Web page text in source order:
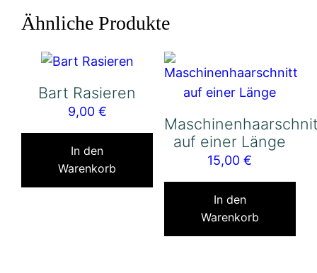
Ähnliche Produkte
Bart Rasieren
9,00 €
In den
Warenkorb
auf einer Länge
15,00€
In den
Warenkorb